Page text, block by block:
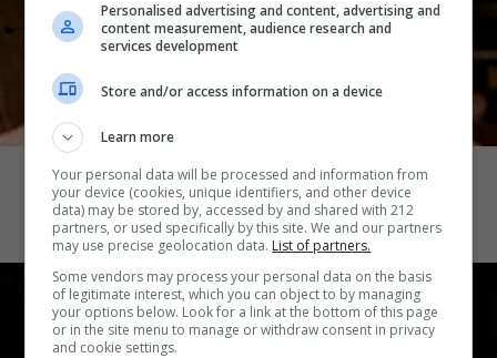
Πού πάμε μετά το θερινό; Βγαίνουμε
Θησείο για ταινία και καλό φαγητό
Personalised advertising and content, advertising and
content measurement, audience research and
services development
Store and/or access information on a device
Learn more
Your personal data will be processed and information from
your device (cookies, unique identifiers, and other device
data) may be stored by, accessed by and shared with 212
partners, or used specifically by this site. We and our partners
may use precise geolocation data. List of partners.
Some vendors may process your personal data on the basis
of legitimate interest, which you can object to by managing
your options below. Look for a link at the bottom of this page
or in the site menu to manage or withdraw consent in privacy
and cookie settings.